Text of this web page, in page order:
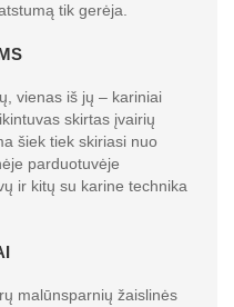
tik gerėja.
vienas iš jų – kariniai
skirtas įvairių
šiek tiek skiriasi nuo
parduotuvėje
ir kitų su karine technika
malūnsparnių žaislinės